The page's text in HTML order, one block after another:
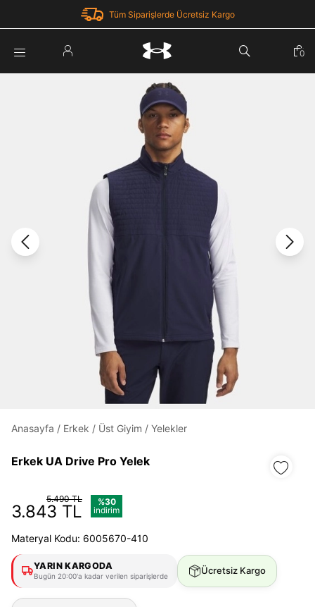
Tüm Siparişlerde Ücretsiz Kargo
Şifremi Unuttum
Under Armour'da yeni misiniz? Kayıt Ol
Üye Olmadan Devam Et
0
Anasayfa / Erkek / Üst Giyim / Yelekler
Erkek UA Drive Pro Yelek
5.490 TL
3.843 TL
%30
indirim
Materyal Kodu: 6005670-410
YARIN KARGODA
Bugün 20:00'a kadar verilen siparişlerde Ücretsiz Kargo
Parola Yenileme
Parolayı Yenile
Zaten hesabın var mı? Giriş yap
Daha hızlı ödeme. Hızlı sipariş takibi.
Kolay iade ve değişim.
Giriş Yap
E-posta
Şifre